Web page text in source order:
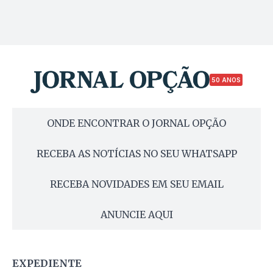
50 ANOS
ONDE ENCONTRAR O JORNAL OPÇÃO
RECEBA AS NOTÍCIAS NO SEU WHATSAPP
RECEBA NOVIDADES EM SEU EMAIL
ANUNCIE AQUI
EXPEDIENTE